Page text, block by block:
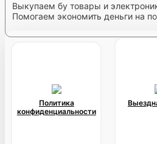
Выкупаем бу товары и
Помогаем экономить деньги на
Политика
конфиденциальности